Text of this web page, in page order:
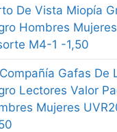
De Vista Miopía
Hombres
M4-1 -1,50
Gafas De
Lectores Valor
Mujeres